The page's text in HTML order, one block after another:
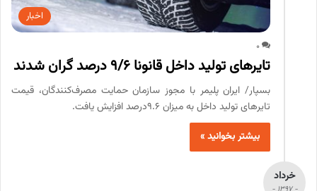
اخبار
0
تایرهای تولید داخل قانونا 9/6 درصد گران شدند
بسپار/ ایران پلیمر با مجوز سازمان حمایت مصرف‌کنندگان، قیمت
تایرهای تولید داخل به میزان ۹.۶درصد افزایش یافت.
بیشتر بخوانید »
خرداد